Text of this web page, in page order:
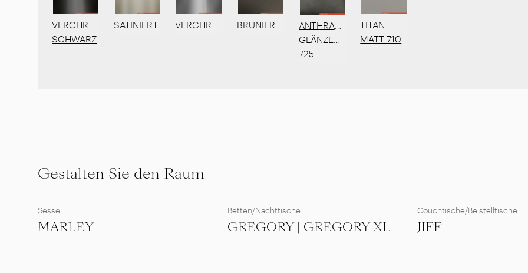
VERCHROMT
SCHWARZ
SATINIERT VERCHROMT BRÜNIERT
ANTHRAZIT
GLÄNZEND
725
TITAN
MATT 710
Gestalten Sie den Raum
Sessel
MARLEY
Betten/Nachttische
GREGORY | GREGORY XL
Couchtische/Beistelltische
JIFF